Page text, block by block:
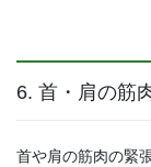
6. 首・肩の筋
首や肩の筋肉の緊